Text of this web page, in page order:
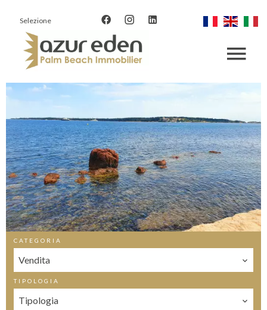
Selezione
CATEGORIA
Vendita
TIPOLOGIA
Tipologia